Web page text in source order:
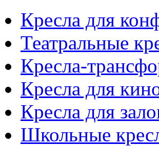
Кресла для
Театральные
Кресла-
Кресла для
Кресла для
Школьные